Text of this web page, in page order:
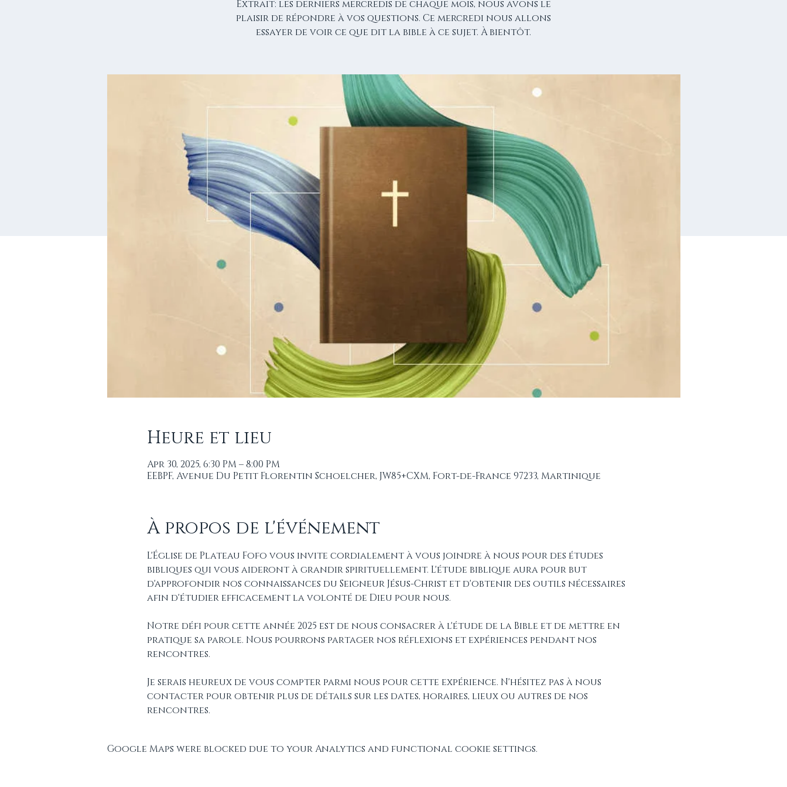
Extrait: les derniers mercredis de chaque mois, nous avons le
plaisir de répondre à vos questions. Ce mercredi nous allons
essayer de voir ce que dit la bible à ce sujet. À bientôt.
Heure et lieu
Apr 30, 2025, 6:30 PM – 8:00 PM
EEBPF, Avenue Du Petit Florentin Schoelcher, JW85+CXM, Fort-de-France 97233, Martinique
À propos de l'événement
L'Église de Plateau Fofo vous invite cordialement à vous joindre à nous pour des études
bibliques qui vous aideront à grandir spirituellement. L'étude biblique aura pour but
d'approfondir nos connaissances du Seigneur Jésus-Christ et d'obtenir des outils nécessaires
afin d'étudier efficacement la volonté de Dieu pour nous.
Notre défi pour cette année 2025 est de nous consacrer à l'étude de la Bible et de mettre en
pratique sa parole. Nous pourrons partager nos réflexions et expériences pendant nos
rencontres.
Je serais heureux de vous compter parmi nous pour cette expérience. N'hésitez pas à nous
contacter pour obtenir plus de détails sur les dates, horaires, lieux ou autres de nos
rencontres.
Google Maps were blocked due to your Analytics and functional cookie settings.